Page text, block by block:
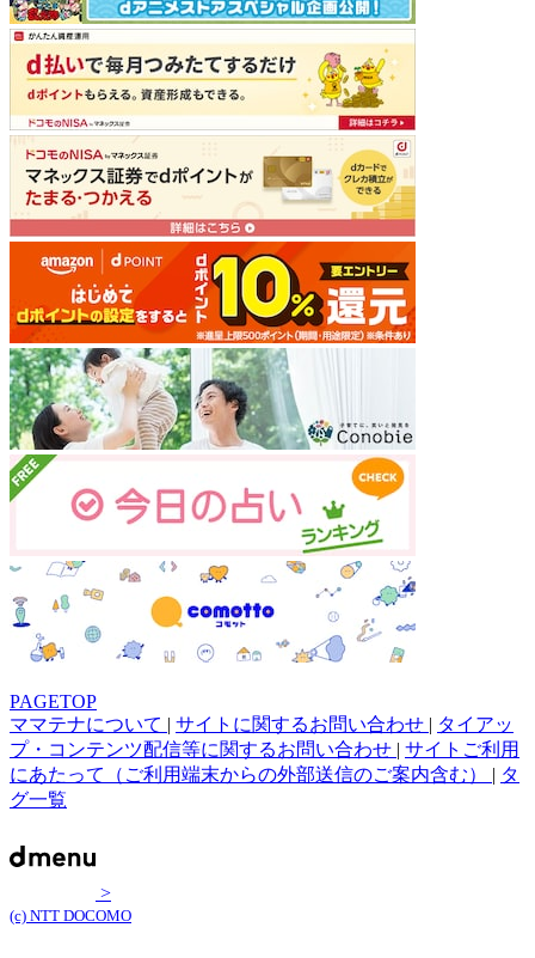
PAGETOP
ママテナについて | サイトに関するお問い合わせ | タイアッ
プ・コンテンツ配信等に関するお問い合わせ | サイトご利用
にあたって（ご利用端末からの外部送信のご案内含む） | タ
グ一覧
>
(c) NTT DOCOMO